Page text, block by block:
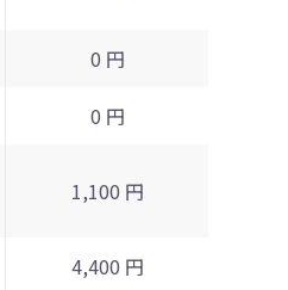
0 円
0 円
1,100 円
4,400 円